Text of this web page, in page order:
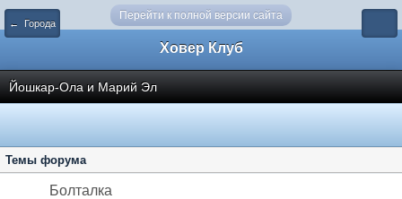
Перейти к полной версии сайта
← Города
Ховер Клуб
Йошкар-Ола и Марий Эл
Темы форума
Болталка